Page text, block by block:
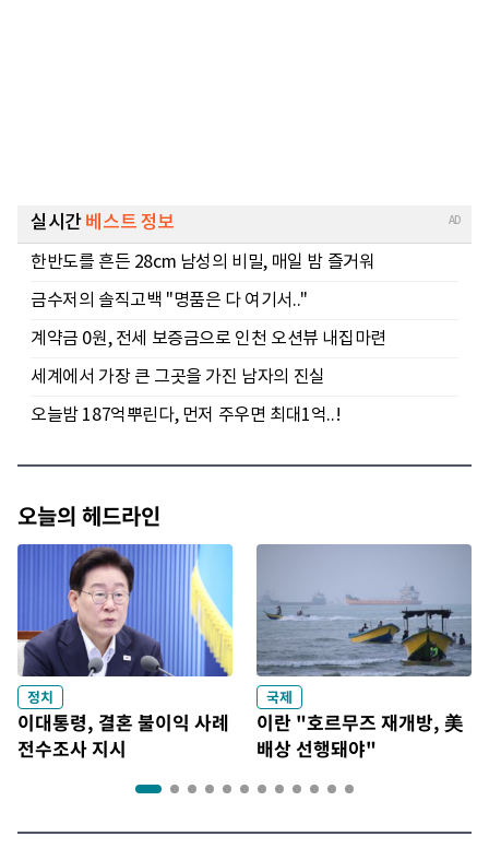
오늘의 헤드라인
정치
이대통령, 결혼 불이익 사례
전수조사 지시
국제
이란 "호르무즈 재개방, 美
배상 선행돼야"